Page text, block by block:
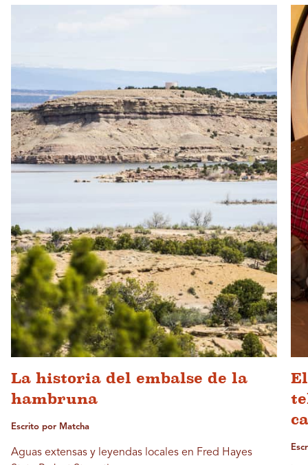
La historia del embalse de la
hambruna
Escrito por Matcha
Aguas extensas y leyendas locales en Fred Hayes